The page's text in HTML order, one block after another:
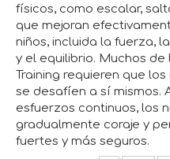
físicos, como escalar,
que mejoran
niños, incluida la fuerza,
y el equilibrio. Muchos de
Training requieren que
se desafíen a sí mismos.
esfuerzos continuos, los
gradualmente coraje y
fuertes y más seguros.